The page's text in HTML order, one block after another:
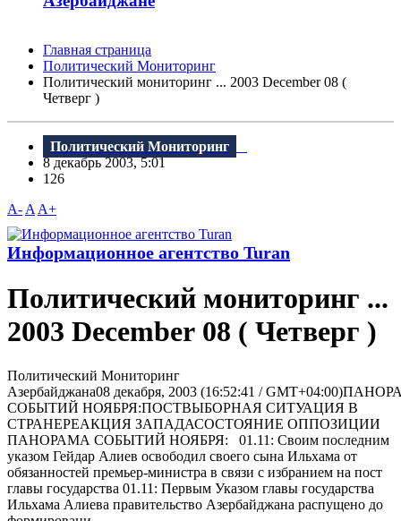
Главная страница
Политический Мониторинг
Политический мониторинг ... 2003 December 08 (
Четверг )
Политический Мониторинг
8 декабрь 2003, 5:01
126
A- A A+
Информационное агентство Turan
Политический мониторинг ...
2003 December 08 ( Четверг )
Политический Мониторинг
Азербайджана08 декабря, 2003 (16:52:41 /
СОБЫТИЙ НОЯБРЯ:ПОСТВЫБОРНАЯ СИТУАЦИЯ В
СТРАНЕРЕАКЦИЯ ЗАПАДАСОСТОЯНИЕ ОППОЗИЦИИ
ПАНОРАМА СОБЫТИЙ НОЯБРЯ: 01.11: Своим последним
указом Гейдар Алиев освободил своего сына Ильхама от
обязанностей премьер-министра в связи с избранием на пост
главы государства 01.11: Первым Указом главы государства
Ильхама Алиева правительство Азербайджана распущено до